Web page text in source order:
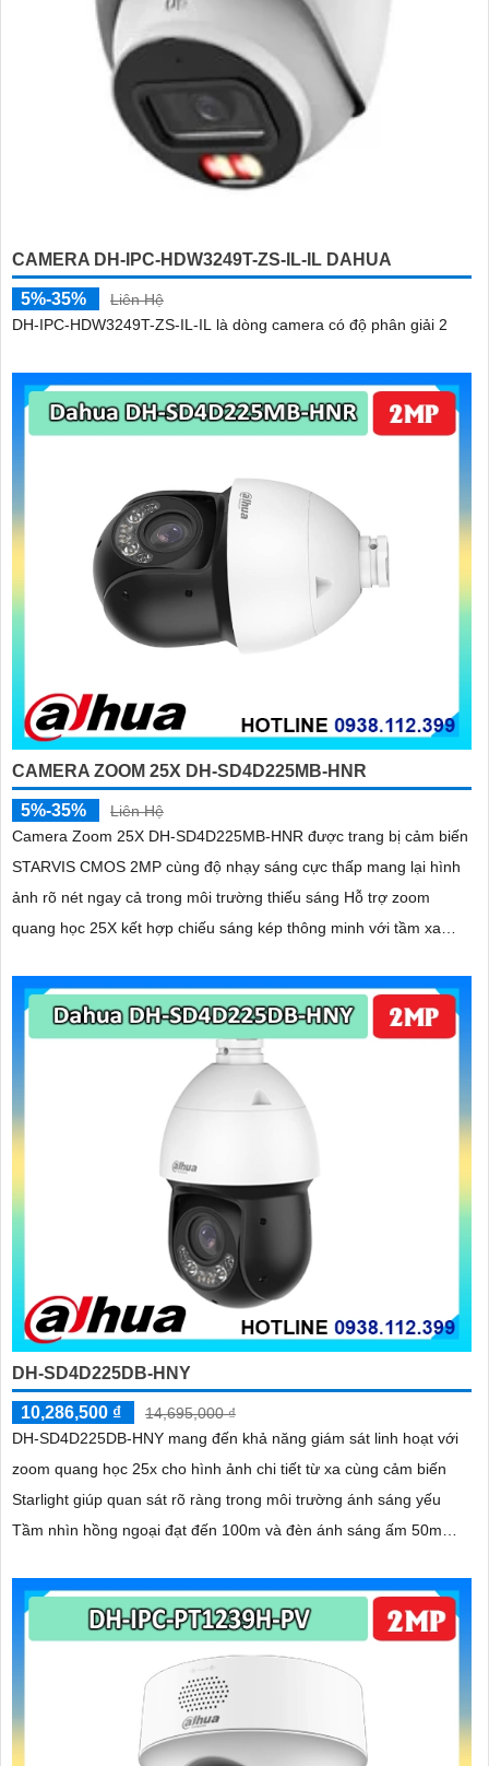
CAMERA DH-IPC-HDW3249T-ZS-IL-IL DAHUA
5%-35%
Liên Hệ
DH-IPC-HDW3249T-ZS-IL-IL là dòng camera có độ phân giải 2
CAMERA ZOOM 25X DH-SD4D225MB-HNR
5%-35%
Liên Hệ
Camera Zoom 25X DH-SD4D225MB-HNR được trang bị cảm biến
STARVIS CMOS 2MP cùng độ nhạy sáng cực thấp mang lại hình
ảnh rõ nét ngay cả trong môi trường thiếu sáng Hỗ trợ zoom
quang học 25X kết hợp chiếu sáng kép thông minh với tầm xa
cùng chuẩn chống nước IP67 giúp quan sát ổn định ngoài trời
DH-SD4D225DB-HNY
10,286,500 ₫
14,695,000 ₫
DH-SD4D225DB-HNY mang đến khả năng giám sát linh hoạt với
zoom quang học 25x cho hình ảnh chi tiết từ xa cùng cảm biến
Starlight giúp quan sát rõ ràng trong môi trường ánh sáng yếu
Tầm nhìn hồng ngoại đạt đến 100m và đèn ánh sáng ấm 50m
IP67 cùng tốc độ khung hình 30fps@1080p ổn định